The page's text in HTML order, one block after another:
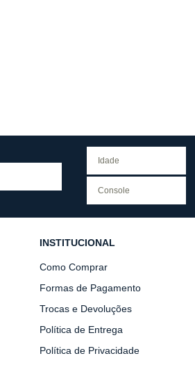
INSTITUCIONAL
Como Comprar
Formas de Pagamento
Trocas e Devoluções
Política de Entrega
Política de Privacidade